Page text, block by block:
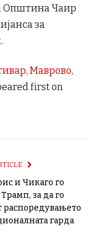
Општина Чаир
за
Маврово,
first on
и Чикаго го
за да го
распоредувањето
гарда